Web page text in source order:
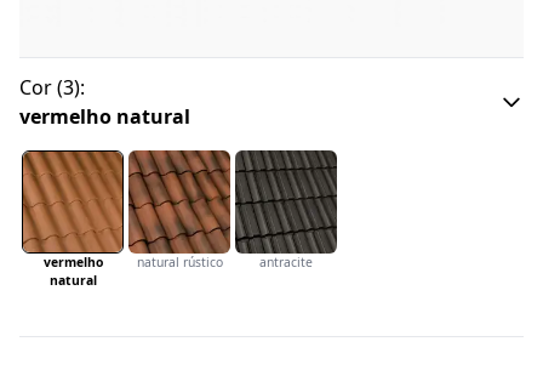
Cor(3):
vermelho natural
vermelho
natural
natural rústico antracite